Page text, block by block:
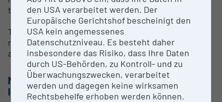
the field of food archaeology.
The GC-MS system is used to detect and classify
mainly organic molecules preserved on and in
archaeological artifacts and ecofacts.
METHODS & EXPERTISE FOR RESEARCH
INFRASTRUCTURE
den USA verarbeitet werden. Der
Europäische Gerichtshof bescheinigt den
USA kein angemessenes
Datenschutzniveau. Es besteht daher
insbesondere das Risiko, dass Ihre Daten
durch US-Behörden, zu Kontroll- und zu
Überwachungszwecken, verarbeitet
werden und dagegen keine wirksamen
Rechtsbehelfe erhoben werden können.